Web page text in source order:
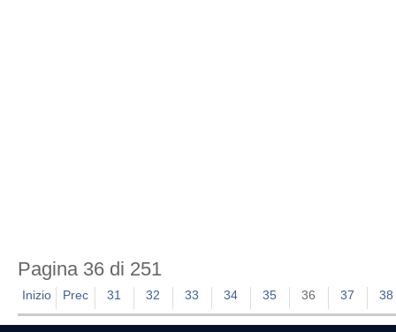
Pagina 36 di 251
Inizio Prec 31 32 33 34 35 36 37 38